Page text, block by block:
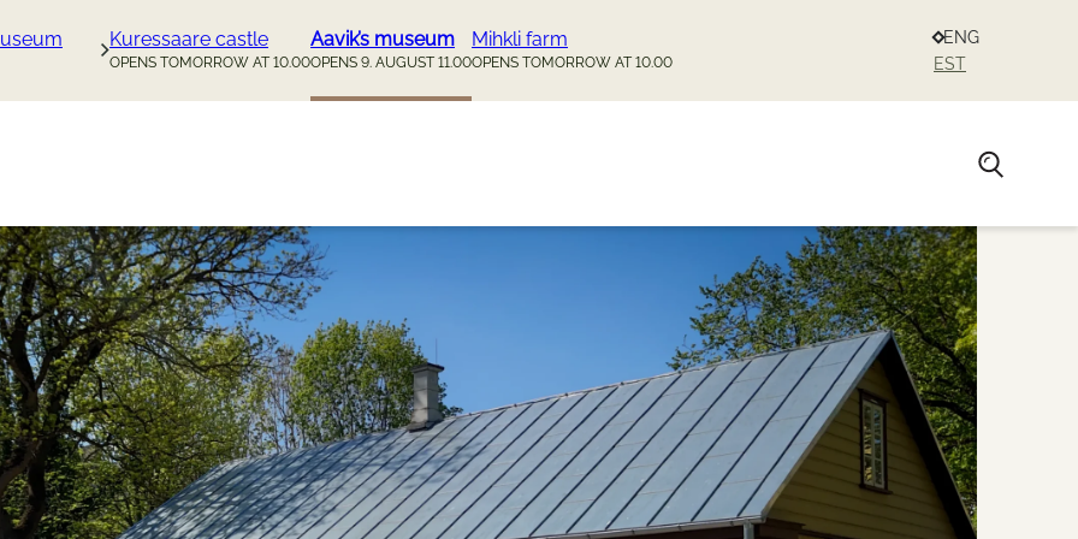
Kuressaare castle
OPENS TOMORROW AT 10.00
Aavik’s museum
OPENS 9. AUGUST 11.00
Mihkli farm
OPENS TOMORROW AT 10.00
ENG
EST